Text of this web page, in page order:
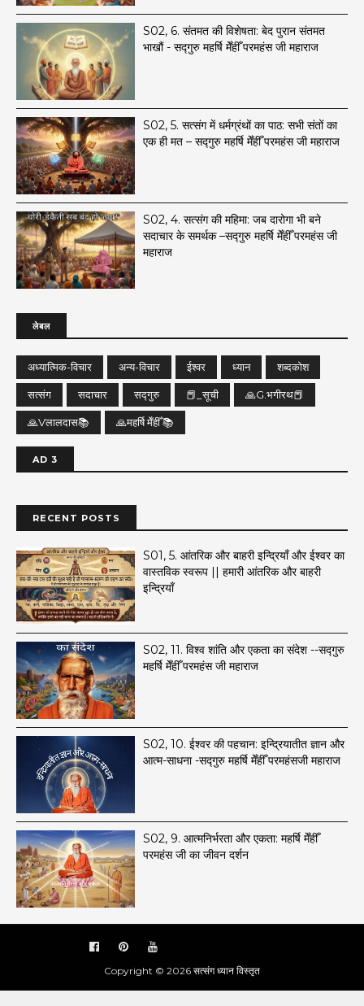
S02, 6. संतमत की विशेषता: बेद पुरान संतमत
भाखौं - सद्गुरु महर्षि मेँहीँ परमहंस जी महाराज
​S02, 5. सत्संग में धर्मग्रंथों का पाठ: सभी संतों का
एक ही मत – सद्गुरु महर्षि मेँहीँ परमहंस जी महाराज
S02, 4. सत्संग की महिमा: जब दारोगा भी बने
सदाचार के समर्थक –सद्गुरु महर्षि मेँहीँ परमहंस जी
महाराज
लेबल
अध्यात्मिक-विचार अन्य-विचार ईश्वर ध्यान शब्दकोश
सत्संग सदाचार सद्गुरु 📕_सूची 🙏G.भगीरथ📕
🙏Vलालदास📚 🙏महर्षि मेँहीँ 📚
AD 3
RECENT POSTS
S01, 5. आंतरिक और बाहरी इन्द्रियाँ और ईश्वर का
वास्तविक स्वरूप || हमारी आंतरिक और बाहरी
इन्द्रियाँ
S02, 11. ​विश्व शांति और एकता का संदेश --सद्गुरु
महर्षि मेँहीँ परमहंस जी महाराज
S02, 10. ईश्वर की पहचान: इन्द्रियातीत ज्ञान और
आत्म-साधना -सद्गुरु महर्षि मेँहीँ परमहंसजी महाराज
S02, 9. आत्मनिर्भरता और एकता: महर्षि मेँहीँ
परमहंस जी का जीवन दर्शन
Copyright © 2026 सत्संग ध्यान विस्तृत